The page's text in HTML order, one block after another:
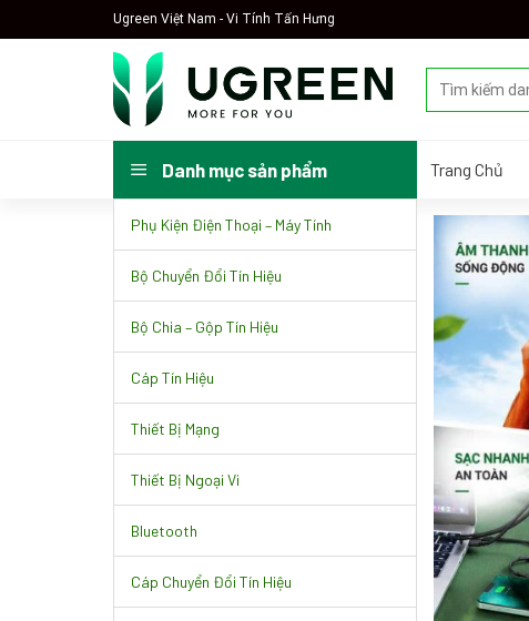
to
Ugreen Việt Nam - Vi Tính Tấn Hưng
kiếm:
Danh mục sản phẩm
Phụ Kiện Điện Thoại – Máy Tính
Bộ Chuyển Đổi Tín Hiệu
Bộ Chia – Gộp Tín Hiệu
Cáp Tín Hiệu
Thiết Bị Mạng
Thiết Bị Ngoại Vi
Bluetooth
Cáp Chuyển Đổi Tín Hiệu
Trang Chủ